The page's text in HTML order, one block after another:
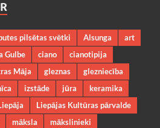
pilsētas svētki Alsunga
art
Gulbe ciano
cianotipija
Māja gleznas
glezniecība
izstāde jūra
keramika
Liepājas Kultūras pārvalde
māksla
mākslinieki